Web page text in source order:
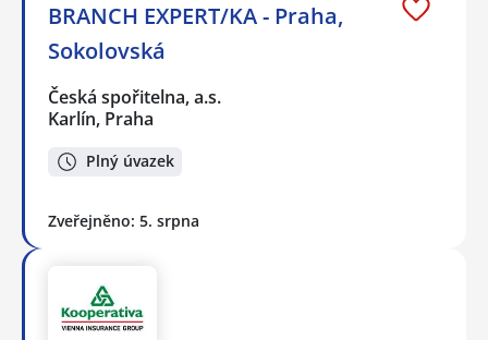
BRANCH EXPERT/KA - Praha,
Sokolovská
Česká spořitelna, a.s.
Karlín, Praha
Plný úvazek
Zveřejněno: 5. srpna